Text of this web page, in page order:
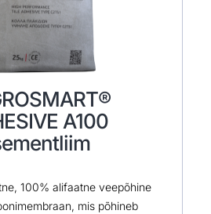
A100
100% alifaatne veepõhine
mis põhineb